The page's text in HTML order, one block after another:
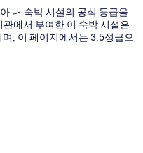
내 숙박 시설의 공식 등급을
에서 부여한 이 숙박 시설은
, 이 페이지에서는 3.5성급으